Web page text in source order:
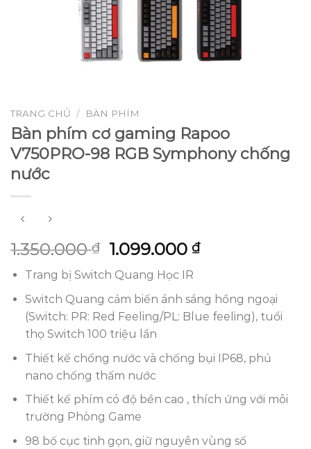
TRANG CHỦ / BÀN PHÍM
Bàn phím cơ gaming Rapoo
V750PRO-98 RGB Symphony chống
nước
1.350.000₫
Giá
gốc
là:
1.350.000 ₫.
1.099.000₫Giá
là:
1.099.000 ₫.
Trang bị Switch Quang Học IR
Switch Quang cảm biến ánh sáng hồng ngoại
(Switch: PR: Red Feeling/PL: Blue feeling), tuổi
thọ Switch 100 triệu lần
Thiết kế chống nước và chống bụi IP68, phủ
nano chống thấm nước
Thiết kế phím có độ bền cao , thích ứng với môi
trường Phòng Game
98 bố cục tinh gọn, giữ nguyên vùng số